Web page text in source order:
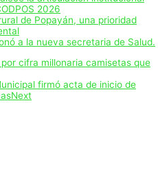
2026
de Popayán, una prioridad
a la nueva secretaria de Salud.
cifra millonaria camisetas que
firmó acta de inicio de
Next